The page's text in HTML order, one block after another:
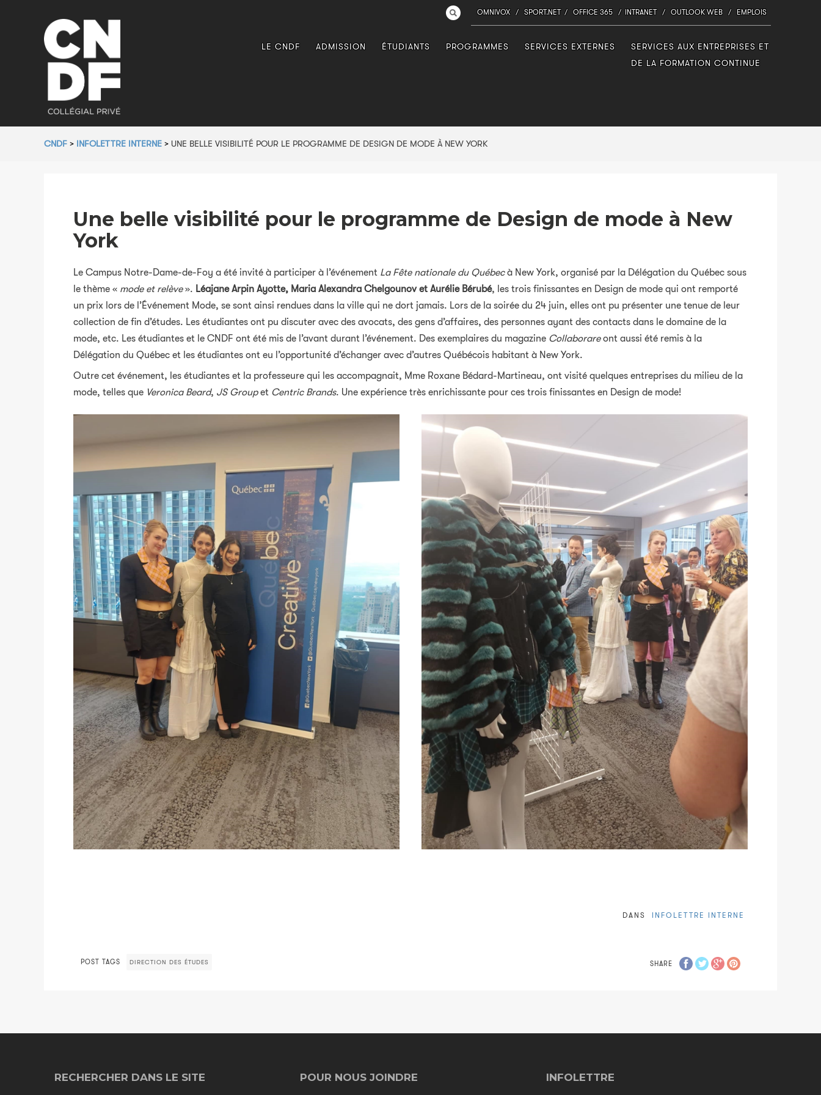
OMNIVOX/ SPORT.NET/OFFICE 365/ INTRANET/OUTLOOK WEB/ EMPLOIS
LE CNDF ADMISSION ÉTUDIANTS PROGRAMMES SERVICES EXTERNES
SERVICES AUX ENTREPRISES ET
DE LA FORMATION CONTINUE
CNDF > INFOLETTRE INTERNE > UNE BELLE VISIBILITÉ POUR LE PROGRAMME DE DESIGN DE MODE À NEW YORK
Une belle visibilité pour le programme de Design de mode à New
York
Le Campus Notre-Dame-de-Foy a été invité à participer à l’événement La Fête nationale du Québecà New York, organisé par la Délégation du Québec sous
le thème « mode et relève». Léajane Arpin Ayotte, Maria Alexandra Chelgounov et Aurélie Bérubé, les trois finissantes en Design de mode qui ont remporté
un prix lors de l’Événement Mode, se sont ainsi rendues dans la ville qui ne dort jamais. Lors de la soirée du 24 juin, elles ont pu présenter une tenue de leur
collection de fin d’études. Les étudiantes ont pu discuter avec des avocats, des gens d’affaires, des personnes ayant des contacts dans le domaine de la
mode, etc. Les étudiantes et le CNDF ont été mis de l’avant durant l’événement. Des exemplaires du magazine Collaborareont aussi été remis à la
Délégation du Québec et les étudiantes ont eu l’opportunité d’échanger avec d’autres Québécois habitant à New York.
Outre cet événement, les étudiantes et la professeure qui les accompagnait, Mme Roxane Bédard-Martineau, ont visité quelques entreprises du milieu de la
mode, telles que Veronica Beard, JS Groupet Centric Brands. Une expérience très enrichissante pour ces trois finissantes en Design de mode!
DANS INFOLETTRE INTERNE
SHARE
POST TAGS DIRECTION DES ÉTUDES
RECHERCHER DANS LE SITE POUR NOUS JOINDRE INFOLETTRE